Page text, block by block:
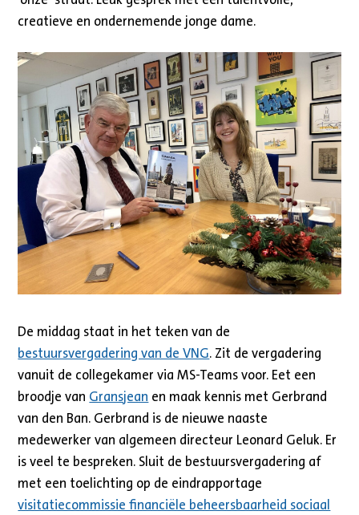
creatieve en ondernemende jonge dame.
De middag staat in het teken van de
bestuursvergadering van de VNG. Zit de vergadering
vanuit de collegekamer via MS-Teams voor. Eet een
broodje van Gransjean en maak kennis met Gerbrand
van den Ban. Gerbrand is de nieuwe naaste
medewerker van algemeen directeur Leonard Geluk. Er
is veel te bespreken. Sluit de bestuursvergadering af
met een toelichting op de eindrapportage
visitatiecommissie financiële beheersbaarheid sociaal